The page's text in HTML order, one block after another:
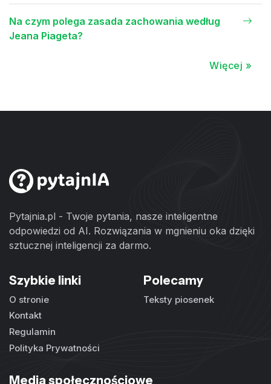
Na czym polega zasada zachowania według
Jeana Piageta?
Więcej »
Pytajnia.pl - Twoje pytania, nasze inteligentne
odpowiedzi od AI. Rozwiązania w mgnieniu oka dzięki
sztucznej inteligencji za darmo.
Szybkie linki
O stronie
Kontakt
Regulamin
Polityka Prywatności
Polecamy
Teksty piosenek
Media społecznościowe